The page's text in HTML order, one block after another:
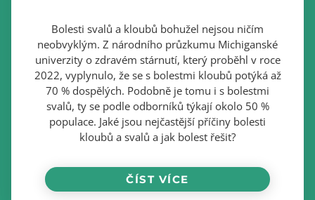
Bolesti svalů a kloubů bohužel nejsou ničím
neobvyklým. Z národního průzkumu Michiganské
univerzity o zdravém stárnutí, který proběhl v roce
2022, vyplynulo, že se s bolestmi kloubů potýká až
70 % dospělých. Podobně je tomu i s bolestmi
svalů, ty se podle odborníků týkají okolo 50 %
populace. Jaké jsou nejčastější příčiny bolesti
kloubů a svalů a jak bolest řešit?
ČÍST VÍCE